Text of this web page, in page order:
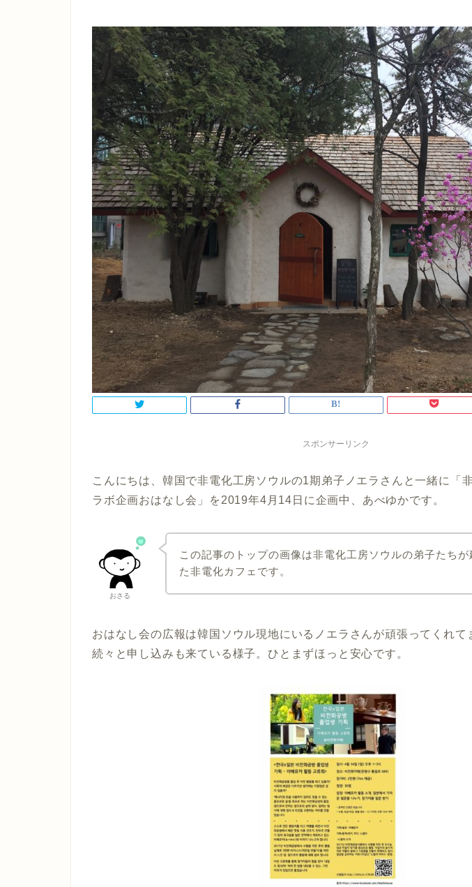
スポンサーリンク
こんにちは、韓国で非電化工房ソウルの1期弟子ノエラさんと一緒に「
ラボ企画おはなし会」を2019年4月14日に企画中、あべゆかです。
おさる
この記事のトップの画像は非電化工房ソウルの弟子たちが
た非電化カフェです。
おはなし会の広報は韓国ソウル現地にいるノエラさんが頑張ってくれて
続々と申し込みも来ている様子。 ひとまずほっと安心です。